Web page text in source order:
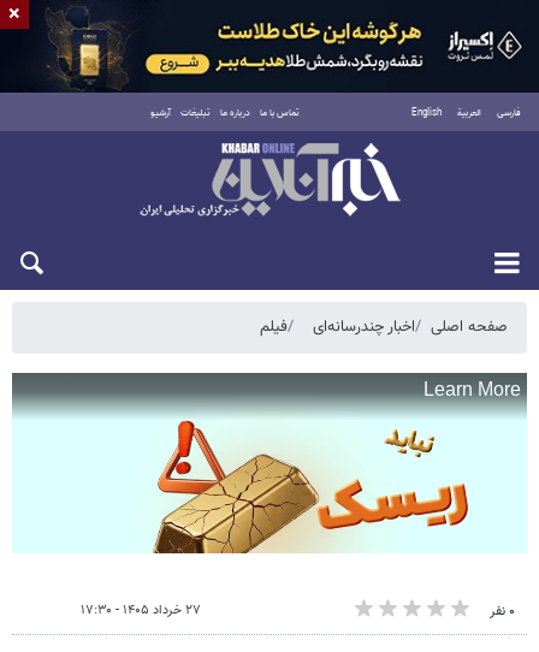
فارسی العربية English تماس با ما درباره ما تبلیغات آرشیو
پنجشنبه ۱۵ مرداد ۱۴۰۵
صفحه اصلی اخبار چندرسانه‌ای فیلم
۰ نفر ۲۷ خرداد ۱۴۰۵ - ۱۷:۳۰
×